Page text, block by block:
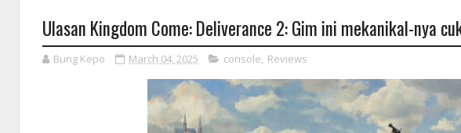
Ulasan Kingdom Come: Deliverance 2: Gim ini mekanikal-nya
Bung Kepo March 04, 2025 console, Reviews